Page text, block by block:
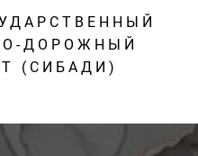
ДОРОЖНЫЙ
(СИБАДИ)